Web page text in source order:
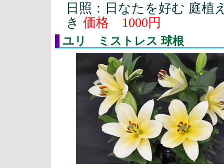
日照：日なたを好む 庭植
き 価格 1000円
ユリ ミストレス 球根